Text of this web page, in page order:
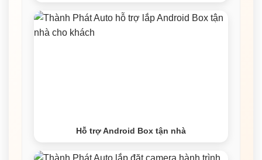
Hỗ trợ Android Box tận nhà